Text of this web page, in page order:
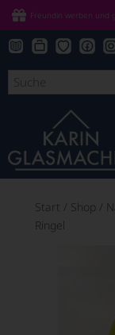
Freundin werben und
Start / Shop /
Ringel